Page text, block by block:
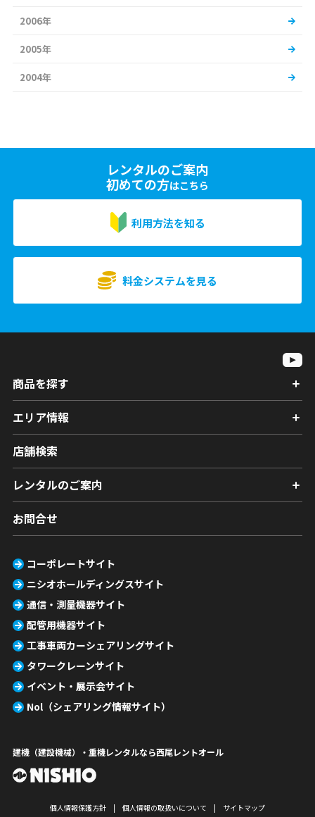
2006年
2005年
2004年
レンタルのご案内
初めての方はこちら
利用方法を知る
料金システムを見る
商品を探す
エリア情報
店舗検索
レンタルのご案内
お問合せ
コーポレートサイト
ニシオホールディングスサイト
通信・測量機器サイト
配管用機器サイト
工事車両カーシェアリングサイト
タワークレーンサイト
イベント・展示会サイト
Nol（シェアリング情報サイト）
建機（建設機械）・重機レンタルなら西尾レントオール
個人情報保護方針 個人情報の取扱いについて サイトマップ